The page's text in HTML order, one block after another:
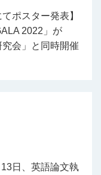
ポスター発表】
2022」が
究会」と同時開催
日、英語論文執